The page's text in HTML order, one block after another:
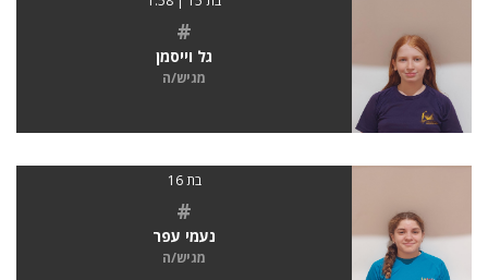
#
גל וייסמן
מגיש/ה
בת 16
#
נעמי עפר
מגיש/ה